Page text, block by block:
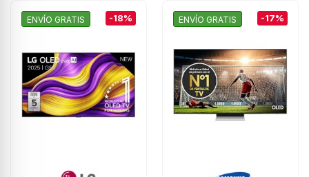
ENVÍO GRATIS -18% ENVÍO GRATIS -17%